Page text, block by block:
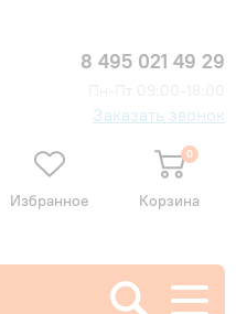
8 495 021 49 29
Заказать звонок
Избранное
0
Корзина